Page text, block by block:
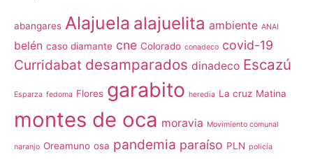
abangares Alajuela alajuelita ambiente ANAI
belén caso diamante cne Colorado conadeco covid-19
Curridabat desamparados dinadeco Escazú
Esparza fedoma Flores garabito heredia La cruz Matina
montes de oca moravia Movimiento comunal
naranjo Oreamuno osa pandemia paraíso PLN policía